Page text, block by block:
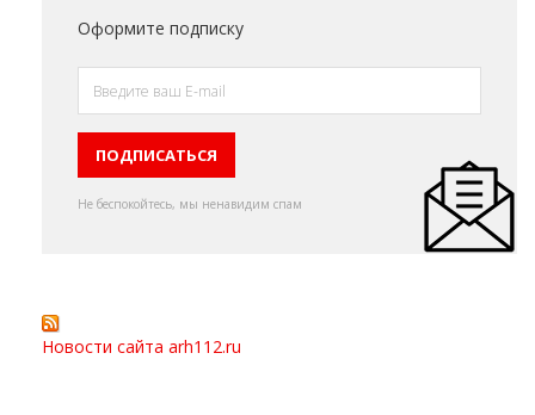
Оформите подписку
Не беспокойтесь, мы ненавидим спам
Новости сайта arh112.ru